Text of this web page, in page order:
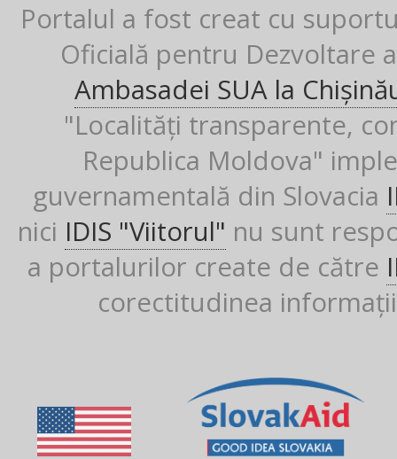
Portalul a fost creat cu
Oficială pentru Dezvoltare
Ambasadei SUA la
"Localități transparente,
Republica Moldova"
guvernamentală din Slovacia
nici IDIS "Viitorul" nu sunt
a portalurilor create de către
corectitudinea